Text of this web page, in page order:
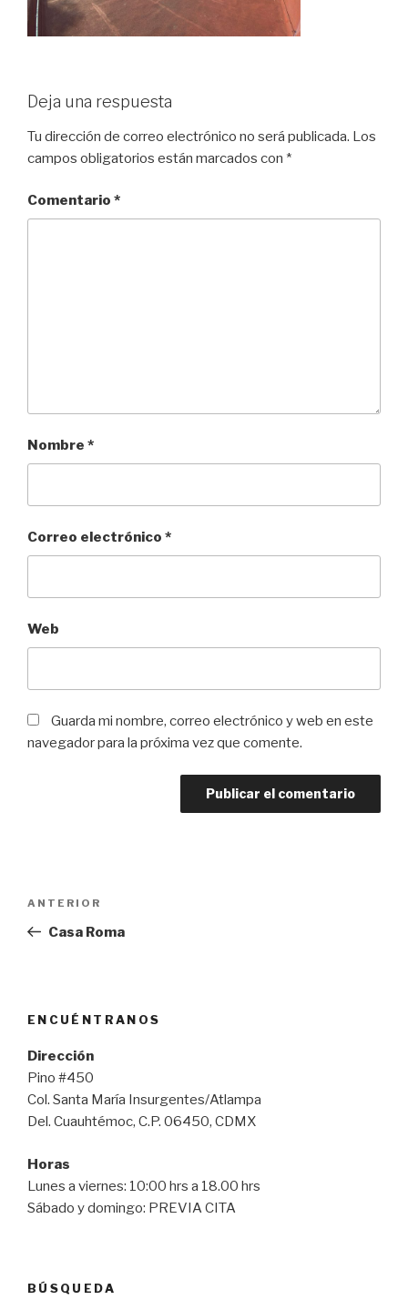
Deja una respuesta
Tu dirección de correo electrónico no será publicada. Los
campos obligatorios están marcados con *
Comentario *
Nombre *
Correo electrónico *
Web
Guarda mi nombre, correo electrónico y web en este
navegador para la próxima vez que comente.
entradas
Entrada
anterior:
ANTERIOR
Casa Roma
ENCUÉNTRANOS
Dirección
Pino #450
Col. Santa María Insurgentes/Atlampa
Del. Cuauhtémoc, C.P. 06450, CDMX
Horas
Lunes a viernes: 10:00 hrs a 18.00 hrs
Sábado y domingo: PREVIA CITA
BÚSQUEDA